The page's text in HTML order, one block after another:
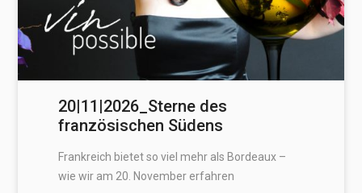
20|11|2026_Sterne des
französischen Südens
Frankreich bietet so viel mehr als Bordeaux –
wie wir am 20. November erfahren